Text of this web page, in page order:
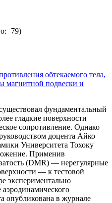
79)
обтекаемого тела,
магнитной подвески и
фундаментальный
гладкие поверхности
сопротивление. Однако
доцента Айко
Университета Тохоку
Применив
(DMR) — нерегулярные
— к тестовой
экспериментально
опубликована в журнале